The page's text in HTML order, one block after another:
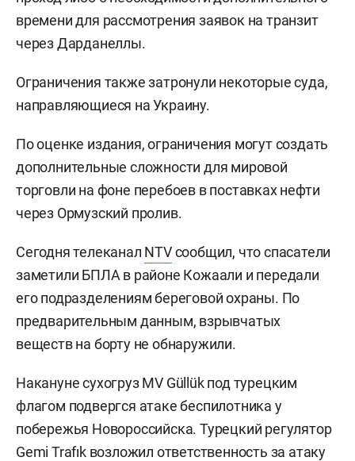
времени для рассмотрения заявок на транзит
через Дарданеллы.
Ограничения также затронули некоторые суда,
направляющиеся на Украину.
По оценке издания, ограничения могут создать
дополнительные сложности для мировой
торговли на фоне перебоев в поставках нефти
через Ормузский пролив.
Сегодня телеканал NTVсообщил, что спасатели
заметили БПЛА в районе Кожаали и передали
его подразделениям береговой охраны. По
предварительным данным, взрывчатых
веществ на борту не обнаружили.
Накануне сухогруз MV Güllük под турецким
флагом подвергся атаке беспилотника у
побережья Новороссийска. Турецкий регулятор
Gemi Trafık возложил ответственность за атаку